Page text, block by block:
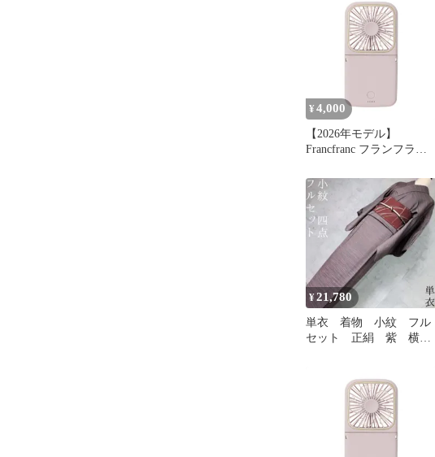
ジ 携帯扇風機 風量5段階
調整 二つ折り可能 モバ
イルバッテリー 機能付き
USB充電 Type-C対応 0
¥ 4,000
【2026年モデル】
Francfranc フランフラン
ァン マット ピンク 携帯
扇風機 風量5段階調整 二
つ折り可能 モバイルバッ
テリー 機能付き USB充
電 Type-C対応 0
¥21,780
単衣 着物 小紋 フル
セット 正絹 紫 横